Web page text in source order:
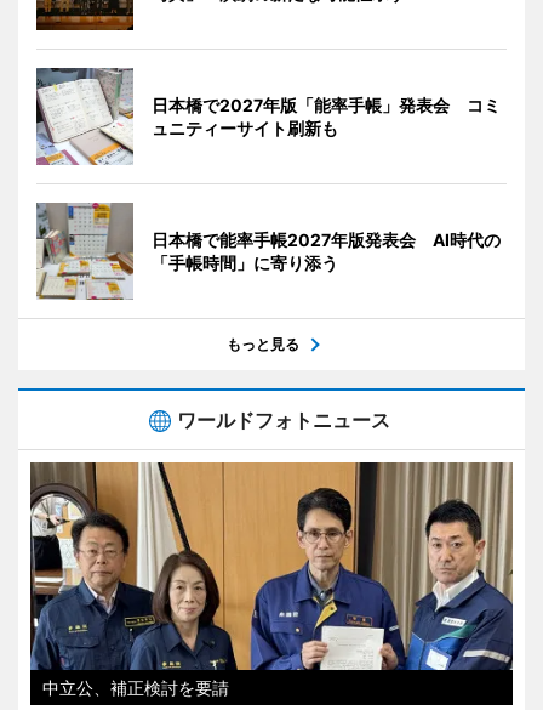
日本橋で2027年版「能率手帳」発表会 コミ
ュニティーサイト刷新も
日本橋で能率手帳2027年版発表会 AI時代の
「手帳時間」に寄り添う
もっと見る
ワールドフォトニュース
中立公、補正検討を要請